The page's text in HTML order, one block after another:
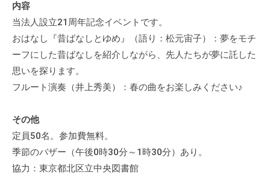
所
は
北
と
ぴ
あ
1
階
で
す
内容
当法人設立21周年記念イベントです。
おはなし『昔ばなしとゆめ』（語り：松元宙子）：夢をモチ
ーフにした昔ばなしを紹介しながら、先人たちが夢に託した
思いを探ります。
フルート演奏（井上秀美）：春の曲をお楽しみください♪
その他
定員50名。参加費無料。
季節のバザー（午後0時30分～1時30分）あり。
協力：東京都北区立中央図書館